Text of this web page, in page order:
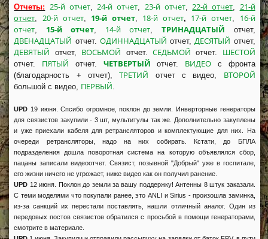
Отчеты: 25-й отчет, 24-й отчет 23-й отчет, 22-й отчет, 21-й
отчет
20-й отчет, 19-й отчет, 18-й отчет, 17-й отчет
16-й
отчет
15-й отчет 14-й отчет, ТРИНАДЦАТЫЙ отчет,
ДВЕНАДЦАТЫЙ отчет. ОДИННАДЦАТЫЙ отчет, ДЕСЯТЫЙ отчет,
ДЕВЯТЫЙ отчет, ВОСЬМОЙ отчет. СЕДЬМОЙ отчет. ШЕСТОЙ
отчет. ПЯТЫЙ отчет. ЧЕТВЕРТЫЙ отчет. ВИДЕО с фронта
(благодарность + отчет),ТРЕТИЙ отчет с видео, ВТОРОЙ
большой с видео, ПЕРВЫЙ
UPD 19 июня. Спсибо огромное, поклон до земли. Инверторные генераторы
для связистов закупили - 3 шт, мультитулы так же. Дополнительно закуплены
и уже приехали кабеля для ретрансляторов и комплектующие для них. На
очереди ретрансляторы, надо на них собирать. Кстати, до БПЛА
подразделения дошла поворотная система на которую объявлялся сбор,
пацаны записали видеоотчет. Связист, позывной "Добрый" уже в госпитале,
его жизни ничего не угрожает, ниже видео как он получил ранение.
UPD 12 июня. Поклон до земли за вашу поддержку! Антенны 8 штук заказали.
С теми моделями что покупали ранее, это ANLI и Sirius - произошла заминка,
из-за санкций их перестали поставлять, нашли отличный аналог. Один из
передовых постов связистов обратился с просьбой в помощи генераторами,
смотрите в материале.